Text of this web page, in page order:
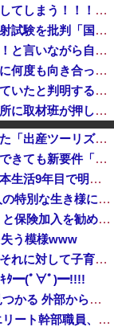
【悲報】熊本の被災地、『異常事態』が発生してしまう！！！！！！！！
中国国防省、海自イージス艦のトマホーク実射試験を批判「国際社会は新型軍国主義を団結して阻止を」！
【悲報】落語家「リベラルは多様性を認めろ！と言いながら自分達と違う意見には執拗に攻撃してくる！」ｗｗｗｗｗｗｗｗｗｗｗｗｗｗ
蓮舫議員「蓮舫だから叩いていい、との報道に何度も向き合ってきました。悔しくても」
【衝撃】中居正広、極秘に『ある事』を始めていたと判明する・・・
熊本県知事の要請をガン無視したTBS、避難所に取材班が押し入ってプライバシーに全く配慮しない報道を……
【衝撃】南海電鉄がピニンファリーナと初共創！なにわ筋線の新型特急が凄そう
サウジ・パキスタン・トルコ3カ国が共同防衛協定締結…「イスラム版NATO」指摘も！
（ ´_ゝ`）東京新聞「小池都知事、今年も虐殺された朝鮮人犠牲者らを追悼文を送付しない意向。10年連続」
『ろくでなしBLUES』全25巻すべて「50％ポイント還元」セール！8,930円分返ってくる！全42巻分収録の文庫版！ヤンキー漫画の頂点！ジャン...
【速報】トランプ大統領「米国籍を目的とした「出産ツーリズム」を禁止する！中国人が子供の国籍目的に出産しに来るのはおかしい！」ｗｗｗｗｗｗｗｗｗｗｗｗｗ
「日本で働く意欲なくなる」 外国人、自活できても新要件「届かない」…永住許可厳格化で「日本離れ」か
「中国人ってこんなに嫌われているの？」日本生活9年目で明かす本心！
海外「日本は戦勝国なんだよ」 戦後の日本人の特別な生き様に各国から称賛の声
「私は入りません、 事故起こさなきゃいい」と保険加入を勧められた推し活民が反発、保険代が勿体無いし事故起こしたとして……
失う模様www
文科省が女性専用の研究者支援制度を導入、それに対して子育て負担に苦しむ若手男性研究者は……
ｷﾀ━(ﾟ∀ﾟ)━!!!!
中国Zbtlink製ルーター20機種にバックドア見つかる 外部から完全制御のおそれ
【秋田県】 記者会見にオンライン出席したエリート幹部職員、バスローブ姿でタバコを吸いながら説明 県が聞き取りへ